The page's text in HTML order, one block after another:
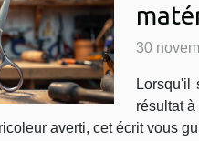
30
Lorsqu'il
résultat
averti, cet écrit vous